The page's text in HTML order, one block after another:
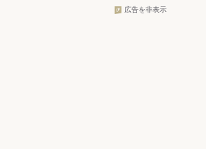
広告を非表示